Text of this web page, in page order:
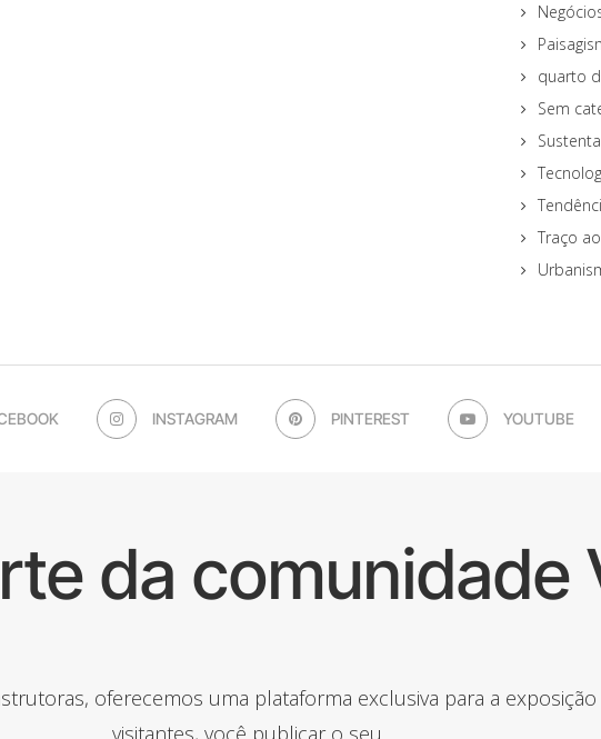
quarto
Sem
Traço
INSTAGRAM PINTEREST YOUTUBE
da comunidade
oferecemos uma plataforma exclusiva para a
visitantes, você publicar o seu.